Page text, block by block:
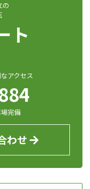
の
ト
アクセス
完備
わせ